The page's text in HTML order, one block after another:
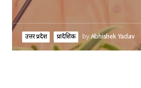
उत्तर प्रदेश प्रादेशिक byAbhishek Yadav